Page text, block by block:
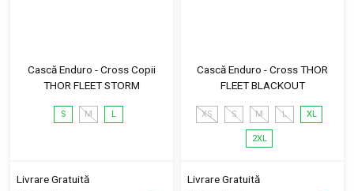
Cască Enduro - Cross Copii
THOR FLEET STORM
S M L
Livrare Gratuită
Cască Enduro - Cross THOR
FLEET BLACKOUT
XS S M L XL
2XL
Livrare Gratuită